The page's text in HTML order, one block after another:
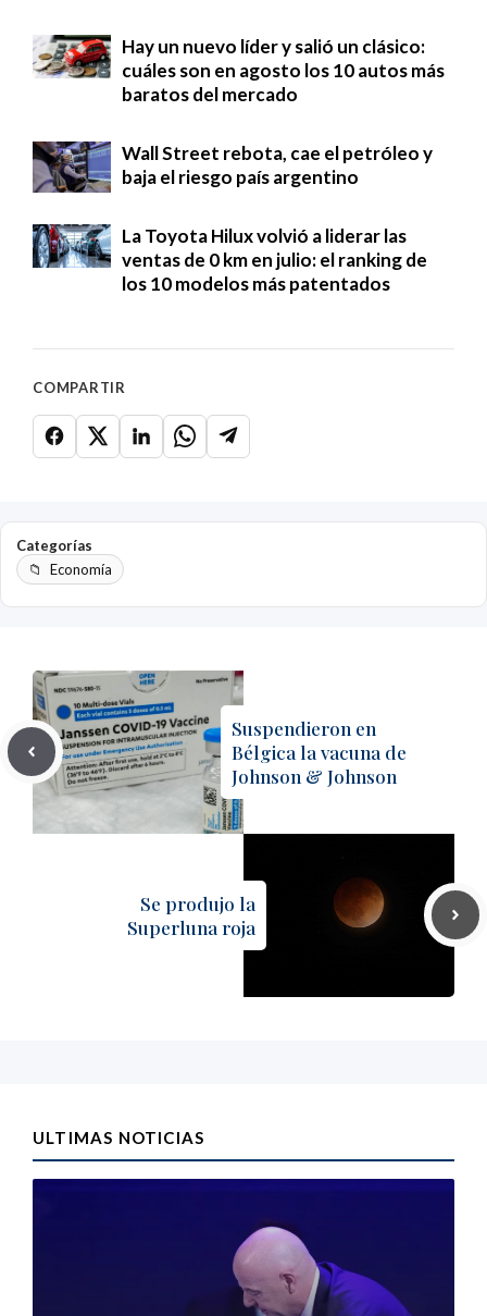
Hay un nuevo líder y salió un clásico:
cuáles son en agosto los 10 autos más
baratos del mercado
Wall Street rebota, cae el petróleo y
baja el riesgo país argentino
La Toyota Hilux volvió a liderar las
ventas de 0 km en julio: el ranking de
los 10 modelos más patentados
COMPARTIR
Categorías
Economía
Suspendieron en
Bélgica la vacuna de
Johnson & Johnson
Se produjo la
Superluna roja
ULTIMAS NOTICIAS